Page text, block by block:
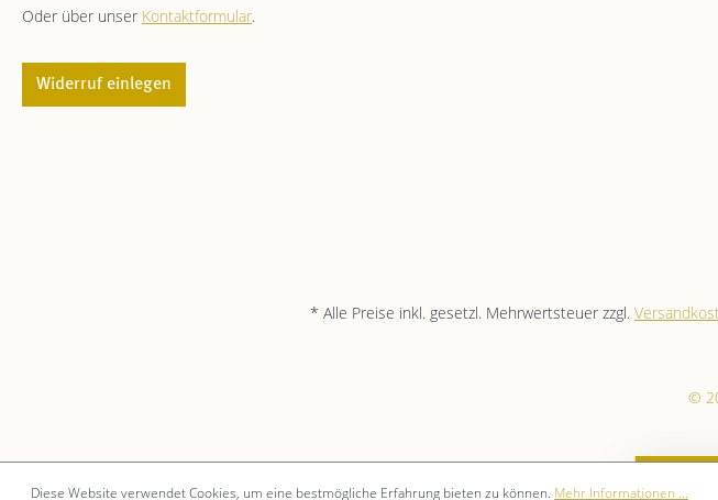
Oder über unser Kontaktformular.
Widerruf einlegen
* Alle Preise inkl. gesetzl. Mehrwertsteuer zzgl.
©
JETZT
Diese Website verwendet Cookies, um eine bestmögliche Erfahrung bieten zu können. Mehr Informationen ...